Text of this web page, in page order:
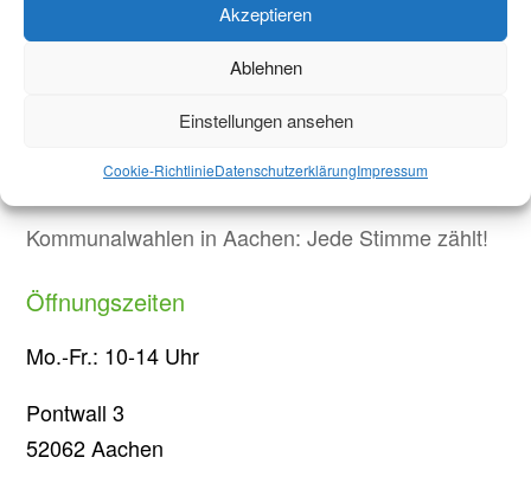
Akzeptieren
Ablehnen
Einstellungen ansehen
Cookie-RichtlinieDatenschutzerklärungImpressum
Warum Einsamkeit im Studium kein Versagen ist –
Protest in Düsseldorf: Studierende demonstrieren
Kommunalwahlen in Aachen: Jede Stimme zählt!
Öffnungszeiten
Mo.-Fr.: 10-14 Uhr
Pontwall 3
52062 Aachen